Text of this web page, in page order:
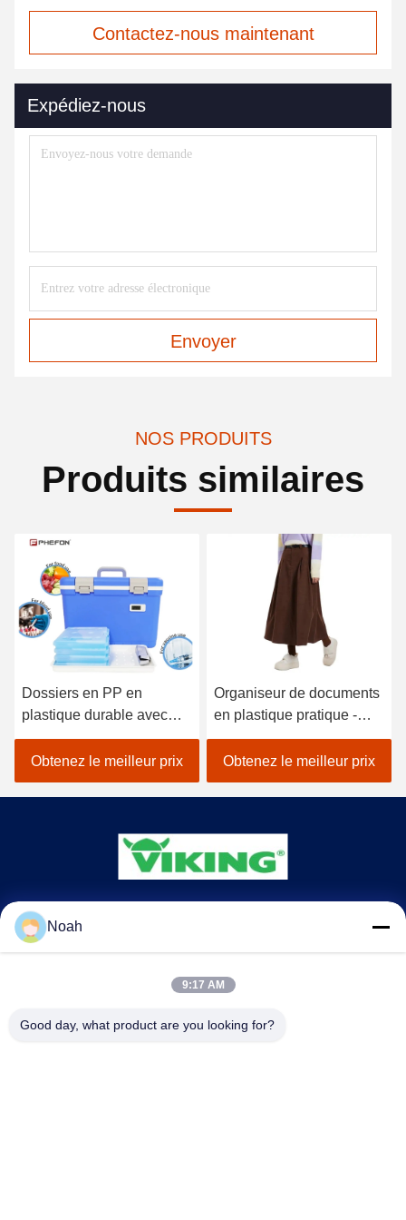
Contactez-nous maintenant
Expédiez-nous
Envoyer
NOS PRODUITS
Produits similaires
Dossiers en PP en
plastique durable avec
poche Dossier en format
A4 pour étudiant
Obtenez le meilleur prix
Organiseur de documents
en plastique pratique -
Fermeture de bouton
pratique Restez organisé
Obtenez le meilleur prix
CHANGSHA YIXUAN TECHNOLOGY 99714
noahecer@ecer.uu.com
86-0755-13800839500
Noah
9:17 AM
Good day, what product are you looking for?